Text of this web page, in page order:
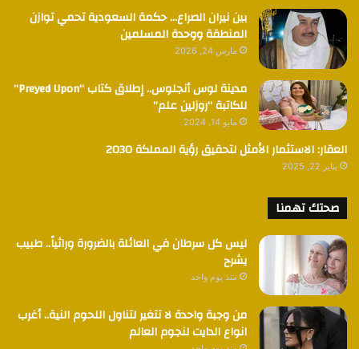
بين نيران الصراع… حكمة السعودية تحمي توازن
المنطقة ووحدة المسلمين
مارس 24, 2026
مدينة لوس أنجلوس.. إطلاق كتاب “Preyed Upon”
للكاتبة “روزلين علم”
مايو 14, 2024
العقار: الاستثمار الأمثل لتحقيق رؤية المملكة 2030
يناير 22, 2025
صحتك تهمنا
ليس كل سرطان في العائلة بالضرورة وراثياً.. طبيب
يشرح
منذ يوم واحد
من وجبة واحدة لا تتغير لتناول اللحوم النية.. أغرب
انواع الدايت لنجوم العالم